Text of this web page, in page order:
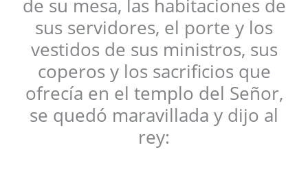
de su mesa, las habitaciones de
sus servidores, el porte y los
vestidos de sus ministros, sus
coperos y los sacrificios que
ofrecía en el templo del Señor,
se quedó maravillada y dijo al
rey: